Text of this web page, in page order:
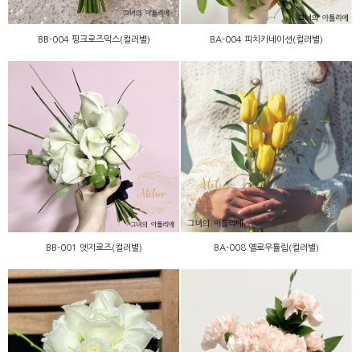
BB-004 핑크로즈믹스(컬러별) BA-004 피치카네이션(컬러별)
BB-001 엣지로즈(컬러별)
BB-001 엣지로즈(컬러별)
BA-008 옐로우튤립(컬러
별)
BA-008 옐로우튤립(컬러별)
BA-001 화이트로즈(컬러 BA-002 피치카네이션(컬러